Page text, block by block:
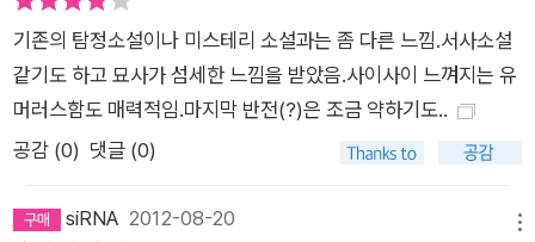
시리즈’를 집필하고 있다는 일종의 평행세계 설정인 것이다. 아야
쓰지 유키토 VS 아리스가와 아리스 신본격 미스터리의 정수는
누구인가? 초등학교 때부터 추리소설을 습작했다는 아리스가와
아리스는 1989년 〈월광게임〉으로 데뷔한 이래 현재까지 ‘관(館)
시리즈’의 아야쓰지 유키토와 더불어 일본 ‘신본격 추리소설’을
양분하는 거목으로 우뚝 서 있다. 아리스와 유키토, 두 거장의 작
품에 등장하는 명탐정은 약간의 결점까지 갖추어 더 매력적인 캐
기존의 탐정소설이나 미스테리 소설과는 좀 다른 느낌.서사소설
같기도 하고 묘사가 섬세한 느낌을 받았음.사이사이 느껴지는 유
머러스함도 매력적임.마지막 반전(?)은 조금 약하기도..
공감 (0) 댓글 (0)
siRNA 2012-08-20